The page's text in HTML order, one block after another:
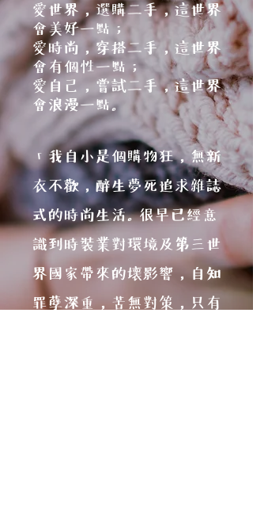
愛世界，選購二手，這世界
會美好一點；
愛時尚，穿搭二手，這世界
會有個性一點；
愛自己，嘗試二手，這世界
會浪漫一點。
「我自小是個購物狂，無新
衣不歡，醉生夢死追求雜誌
式的時尚生活。很早已經意
識到時裝業對環境及第三世
界國家帶來的壞影響，自知
罪孽深重，苦無對策，只有